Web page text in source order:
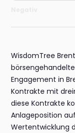
WisdomTree
Engagement in
Kontrakte mit
diese Kontrakte
Anlageposition
Wertentwicklung